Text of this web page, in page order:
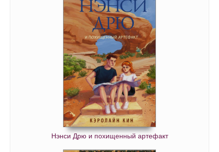
Нэнси Дрю и похищенный артефакт